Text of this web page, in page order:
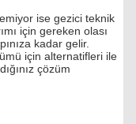
ise gezici teknik
için gereken olası
kadar gelir.
için alternatifleri ile
çözüm